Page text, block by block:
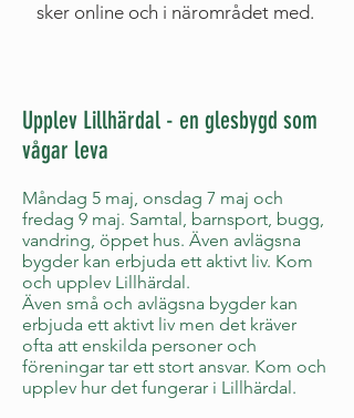
sker online och i närområdet med.
Upplev Lillhärdal - en glesbygd som
vågar leva
Måndag 5 maj, onsdag 7 maj och
fredag 9 maj. Samtal, barnsport, bugg,
vandring, öppet hus. Även avlägsna
bygder kan erbjuda ett aktivt liv. Kom
och upplev Lillhärdal.
Även små och avlägsna bygder kan
erbjuda ett aktivt liv men det kräver
ofta att enskilda personer och
föreningar tar ett stort ansvar. Kom och
upplev hur det fungerar i Lillhärdal.